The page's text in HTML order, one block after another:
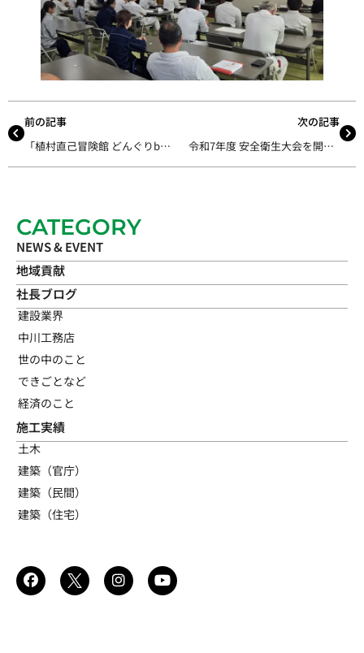
前の記事
「植村直己冒険館 どんぐりbase」がくすのき建築文化賞を受賞しました
次の記事
令和7年度 安全衛生大会を開催しました
CATEGORY
NEWS & EVENT
地域貢献
社長ブログ
建設業界
中川工務店
世の中のこと
できごとなど
経済のこと
施工実績
土木
建築（官庁）
建築（民間）
建築（住宅）